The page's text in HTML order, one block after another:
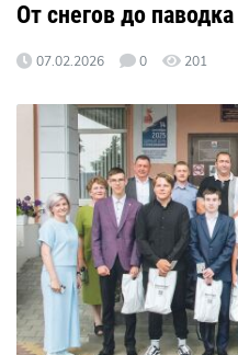
От снегов до паводка
07.02.2026 0 201